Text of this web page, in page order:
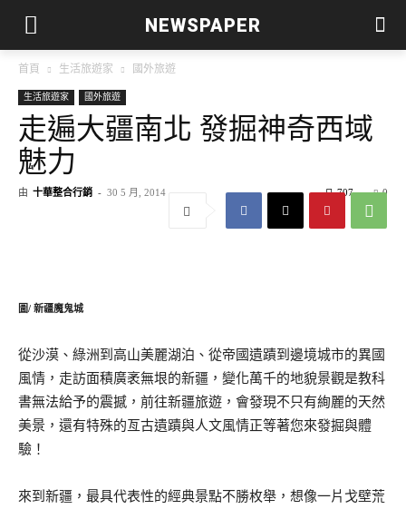
NEWSPAPER
首頁 生活旅遊家 國外旅遊
生活旅遊家 國外旅遊
走遍大疆南北 發掘神奇西域
魅力
由 十華整合行銷 - 30 5 月, 2014 0
707
圖/ 新疆魔鬼城
從沙漠、綠洲到高山美麗湖泊、從帝國遺蹟到邊境城市的異國
風情，走訪面積廣袤無垠的新疆，變化萬千的地貌景觀是教科
書無法給予的震撼，前往新疆旅遊，會發現不只有絢麗的天然
美景，還有特殊的亙古遺蹟與人文風情正等著您來發掘與體
驗！
來到新疆，最具代表性的經典景點不勝枚舉，想像一片戈壁荒